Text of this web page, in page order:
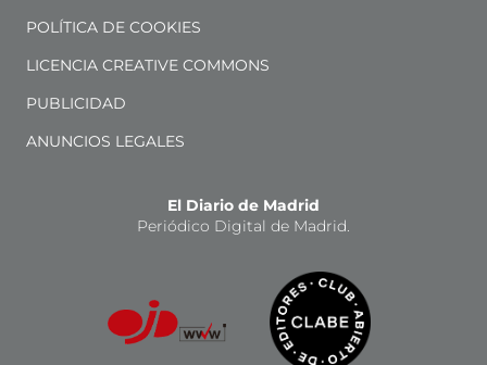
POLÍTICA DE COOKIES
LICENCIA CREATIVE COMMONS
PUBLICIDAD
ANUNCIOS LEGALES
El Diario de Madrid
Periódico Digital de Madrid.